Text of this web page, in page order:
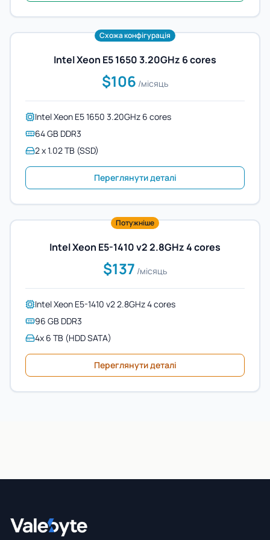
Схожа конфігурація
Intel Xeon E5 1650 3.20GHz 6 cores
$106 /місяць
Intel Xeon E5 1650 3.20GHz 6 cores
64 GB DDR3
2 x 1.02 TB (SSD)
Переглянути деталі
Потужніше
Intel Xeon E5-1410 v2 2.8GHz 4 cores
$137 /місяць
Intel Xeon E5-1410 v2 2.8GHz 4 cores
96 GB DDR3
4x 6 TB (HDD SATA)
Переглянути деталі